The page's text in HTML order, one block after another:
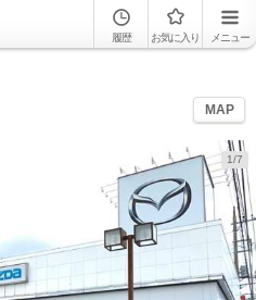
履歴 お気に入り メニュー
MAP
1/7